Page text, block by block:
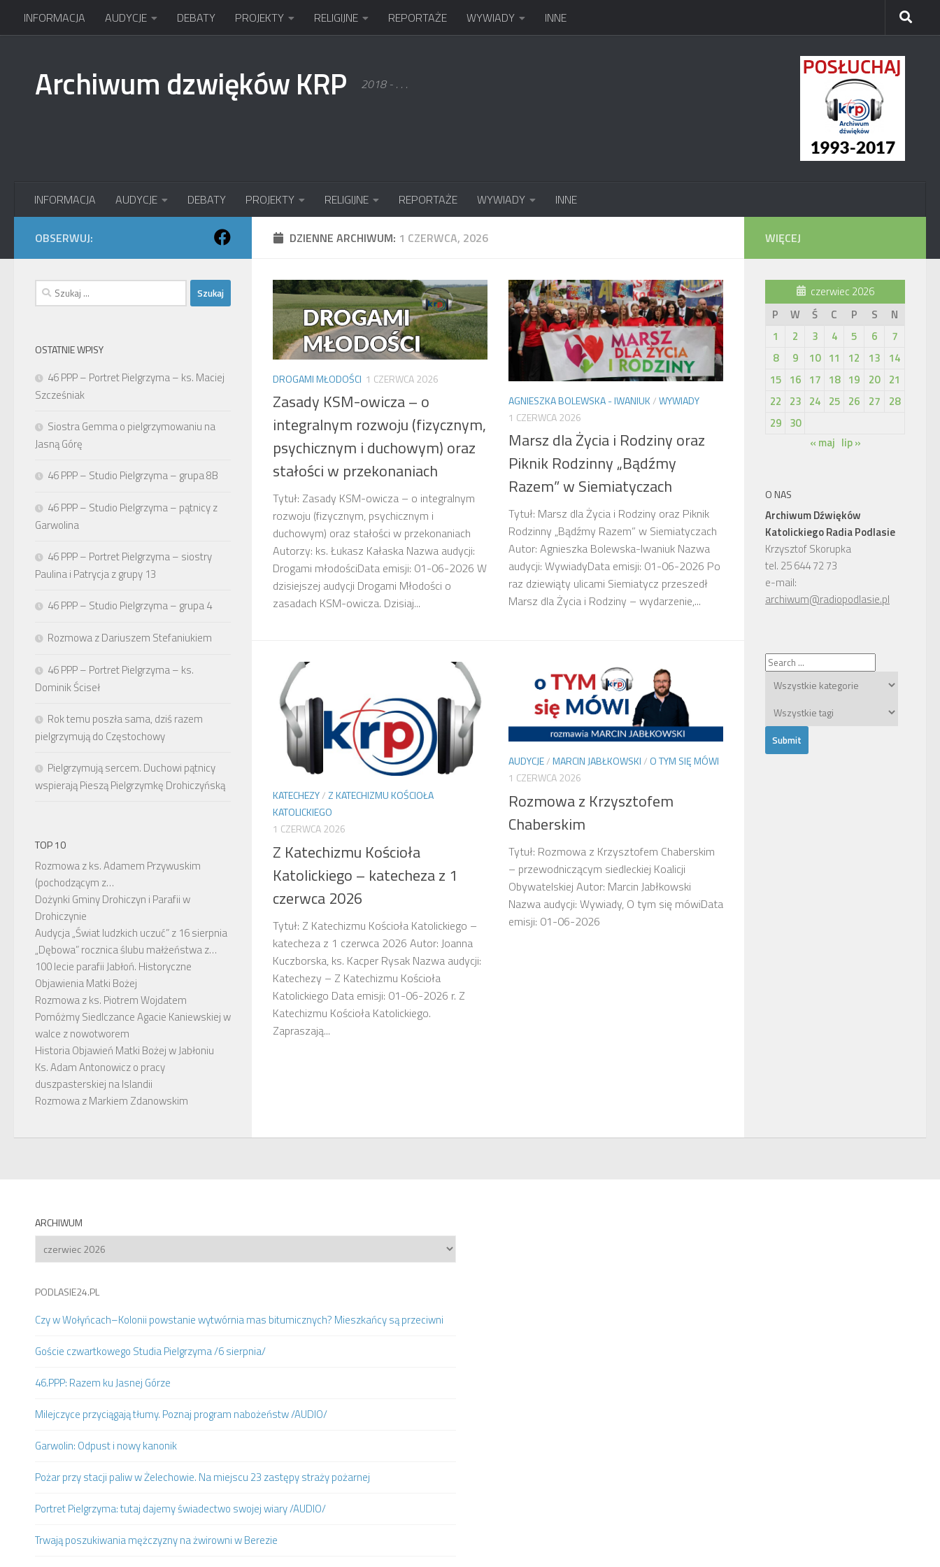
Przejdź do treści
INFORMACJA AUDYCJE DEBATY PROJEKTY RELIGIJNE REPORTAŻE WYWIADY INNE
Archiwum dzwięków KRP 2018 - . . .
INFORMACJA AUDYCJE DEBATY PROJEKTY RELIGIJNE REPORTAŻE WYWIADY INNE
DZIENNE ARCHIWUM: 1 CZERWCA, 2026
DROGAMI MŁODOŚCI 1 CZERWCA 2026
Zasady KSM-owicza – o
integralnym rozwoju (fizycznym,
psychicznym i duchowym) oraz
stałości w przekonaniach
Tytuł: Zasady KSM-owicza – o integralnym
rozwoju (fizycznym, psychicznym i
duchowym) oraz stałości w przekonaniach
Autorzy: ks. Łukasz Kałaska Nazwa audycji:
Drogami młodościData emisji: 01-06-2026 W
dzisiejszej audycji Drogami Młodości o
zasadach KSM-owicza. Dzisiaj...
AGNIESZKA BOLEWSKA - IWANIUK/WYWIADY
1 CZERWCA 2026
Marsz dla Życia i Rodziny oraz
Piknik Rodzinny „Bądźmy
Razem” w Siemiatyczach
Tytuł: Marsz dla Życia i Rodziny oraz Piknik
Rodzinny „Bądźmy Razem” w Siemiatyczach
Autor: Agnieszka Bolewska-Iwaniuk Nazwa
audycji: WywiadyData emisji: 01-06-2026 Po
raz dziewiąty ulicami Siemiatycz przeszedł
Marsz dla Życia i Rodziny – wydarzenie,...
KATECHEZY/Z KATECHIZMU KOŚCIOŁA
KATOLICKIEGO
1 CZERWCA 2026
Z Katechizmu Kościoła
Katolickiego – katecheza z 1
czerwca 2026
Tytuł: Z Katechizmu Kościoła Katolickiego –
katecheza z 1 czerwca 2026 Autor: Joanna
Kuczborska, ks. Kacper Rysak Nazwa audycji:
Katechezy – Z Katechizmu Kościoła
Katolickiego Data emisji: 01-06-2026 r. Z
Katechizmu Kościoła Katolickiego.
Zapraszają...
AUDYCJE/MARCIN JABŁKOWSKI/ O TYM SIĘ MÓWI
1 CZERWCA 2026
Rozmowa z Krzysztofem
Chaberskim
Tytuł: Rozmowa z Krzysztofem Chaberskim
– przewodniczącym siedleckiej Koalicji
Obywatelskiej Autor: Marcin Jabłkowski
Nazwa audycji: Wywiady, O tym się mówiData
emisji: 01-06-2026
OBSERWUJ:
Szukaj:
OSTATNIE WPISY
46 PPP – Portret Pielgrzyma – ks. Maciej
Szcześniak
Siostra Gemma o pielgrzymowaniu na
Jasną Górę
46 PPP – Studio Pielgrzyma – grupa 8B
46 PPP – Studio Pielgrzyma – pątnicy z
Garwolina
46 PPP – Portret Pielgrzyma – siostry
Paulina i Patrycja z grupy 13
46 PPP – Studio Pielgrzyma – grupa 4
Rozmowa z Dariuszem Stefaniukiem
46 PPP – Portret Pielgrzyma – ks.
Dominik Ściseł
Rok temu poszła sama, dziś razem
pielgrzymują do Częstochowy
Pielgrzymują sercem. Duchowi pątnicy
wspierają Pieszą Pielgrzymkę Drohiczyńską
TOP 10
Rozmowa z ks. Adamem Przywuskim
(pochodzącym z…
Dożynki Gminy Drohiczyn i Parafii w
Drohiczynie
Audycja „Świat ludzkich uczuć” z 16 sierpnia
„Dębowa” rocznica ślubu małżeństwa z…
100 lecie parafii Jabłoń. Historyczne
Objawienia Matki Bożej
Rozmowa z ks. Piotrem Wojdatem
Pomóżmy Siedlczance Agacie Kaniewskiej w
walce z nowotworem
Historia Objawień Matki Bożej w Jabłoniu
Ks. Adam Antonowicz o pracy
duszpasterskiej na Islandii
Rozmowa z Markiem Zdanowskim
WIĘCEJ
czerwiec 2026
P
W Ś C P S
N
1
2 3 4 5 6
7
8
9 10 11 12 13
14
15 16 17 18 19 20
21
22
23 24 25 26 27
28
29 30
« maj lip »
O NAS
Archiwum Dźwięków
Katolickiego Radia Podlasie
Krzysztof Skorupka
tel. 25 644 72 73
e-mail:
archiwum@radiopodlasie.pl
ARCHIWUM
Archiwum
PODLASIE24.PL
Czy w Wołyńcach–Kolonii powstanie wytwórnia mas bitumicznych? Mieszkańcy są przeciwni
Goście czwartkowego Studia Pielgrzyma /6 sierpnia/
46.PPP: Razem ku Jasnej Górze
Milejczyce przyciągają tłumy. Poznaj program nabożeństw /AUDIO/
Garwolin: Odpust i nowy kanonik
Pożar przy stacji paliw w Żelechowie. Na miejscu 23 zastępy straży pożarnej
Portret Pielgrzyma: tutaj dajemy świadectwo swojej wiary /AUDIO/
Trwają poszukiwania mężczyzny na żwirowni w Berezie